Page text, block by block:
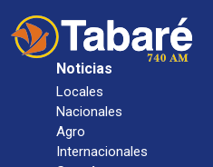
Noticias
Locales
Nacionales
Agro
Internacionales